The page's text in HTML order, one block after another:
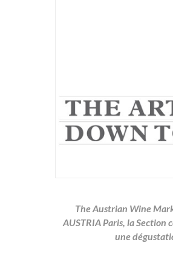
The Austrian Wine
AUSTRIA Paris, la Section
une